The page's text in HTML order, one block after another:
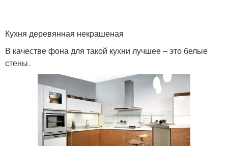
Кухня деревянная некрашеная
В качестве фона для такой кухни лучшее – это белые
стены.